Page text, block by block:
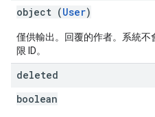
object (User)
僅供輸出。回覆的作者。系統
限 ID。
deleted
boolean